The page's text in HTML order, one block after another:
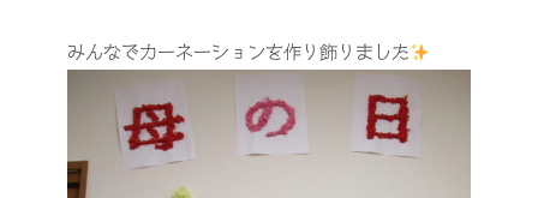
みんなでカーネーションを作り飾りました